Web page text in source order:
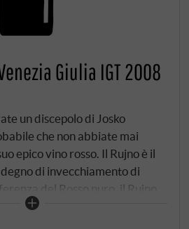
Giulia IGT 2008
un discepolo di Josko
che non abbiate mai
epico vino rosso. Il Rujno è il
di invecchiamento di
del Rosso puro, il Rujno
lungo e viene prodotto solo in